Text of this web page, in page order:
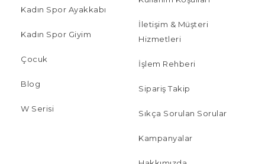
Kadın Spor Ayakkabı
Kadın Spor Giyim
Çocuk
Blog
W Serisi
İletişim & Müşteri
Hizmetleri
İşlem Rehberi
Sipariş Takip
Sıkça Sorulan Sorular
Kampanyalar